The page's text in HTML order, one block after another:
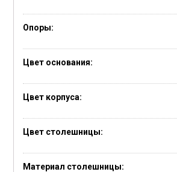
Опоры:
Цвет основания:
Цвет корпуса:
Цвет столешницы:
Материал столешницы: